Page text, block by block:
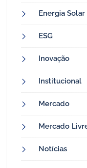
Energia Solar
ESG
Inovação
Institucional
Mercado
Mercado
Notícias